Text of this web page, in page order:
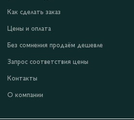
Как сделать заказ
Цены и оплата
Без сомнения продаём дешевле
Запрос соответствия цены
Контакты
О компании